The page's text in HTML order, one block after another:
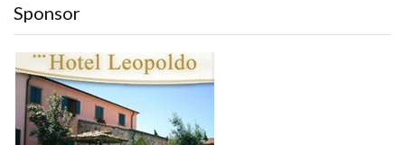
Sponsor